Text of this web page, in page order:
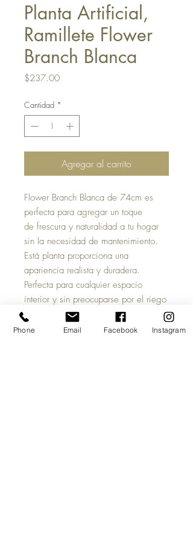
Planta Artificial,
Ramillete Flower
Branch Blanca
$237.00Precio
Cantidad *
Agregar al carrito
Flower Branch Blanca de 74cm es
perfecta para agregar un toque
de frescura y naturalidad a tu hogar
sin la necesidad de mantenimiento.
Está planta proporciona una
apariencia realista y duradera.
Perfecta para cualquier espacio
interior y sin preocuparse por el riego
o la luz del sol.
Flower Branch/ Blanca
Phone Email Facebook Instagram